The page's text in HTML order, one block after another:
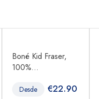
Boné Kid Fraser,
100%...
Desde €22.90